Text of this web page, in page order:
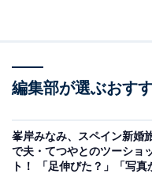
編集部が選ぶおす
峯岸みなみ、スペイン新婚
で夫・てつやとのツーショ
ト！ 「足伸びた？」「写真